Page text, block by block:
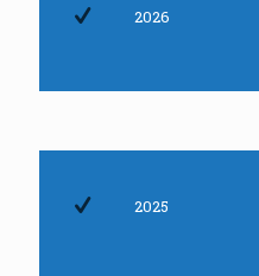
2026
2025